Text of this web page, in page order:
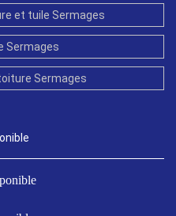
et tuile Sermages
Sermages
Sermages